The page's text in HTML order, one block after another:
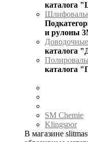
каталога
и рулоны
каталога
каталога
SM Chemie
Klingspor
В магазине